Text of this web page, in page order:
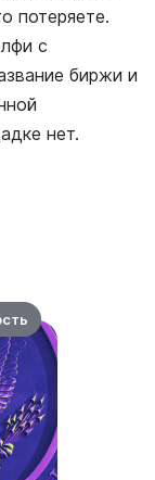
потеряете.
с
биржи и
нет.